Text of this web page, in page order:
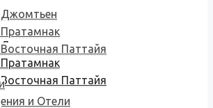
Паттайя
Паттайя
и Отели